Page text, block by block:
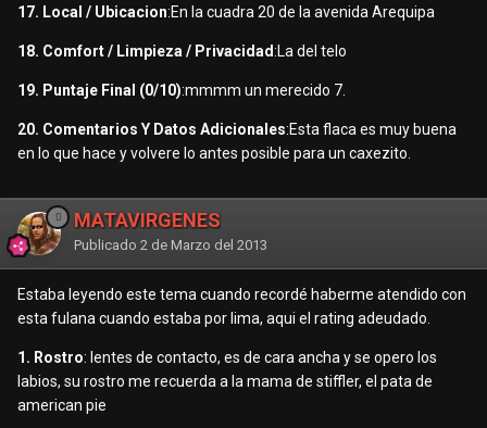
17. Local / Ubicacion:En la cuadra 20 de la avenida Arequipa
18. Comfort / Limpieza / Privacidad:La del telo
19. Puntaje Final (0/10):mmmm un merecido 7.
20. Comentarios Y Datos Adicionales:Esta flaca es muy buena
en lo que hace y volvere lo antes posible para un caxezito.
MATAVIRGENES
Publicado 2 de Marzo del 2013
Estaba leyendo este tema cuando recordé haberme atendido con
esta fulana cuando estaba por lima, aqui el rating adeudado.
1. Rostro: lentes de contacto, es de cara ancha y se opero los
labios, su rostro me recuerda a la mama de stiffler, el pata de
american pie